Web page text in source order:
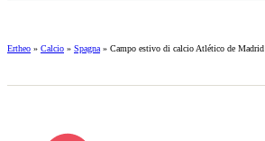
Ertheo » Calcio » Spagna » Campo estivo di calcio Atlético de Madrid